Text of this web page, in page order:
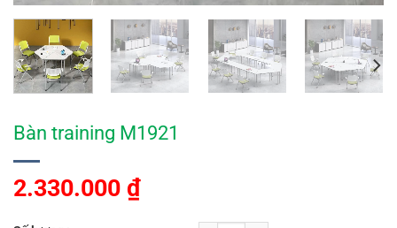
Bàn training M1921
2.330.000 ₫